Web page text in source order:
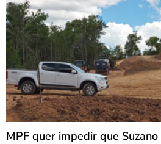
MPF quer impedir que